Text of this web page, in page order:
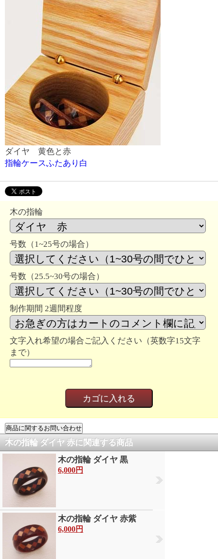
ダイヤ 黄色と赤
指輪ケースふたあり白
木の指輪
号数（1~25号の場合）
号数（25.5~30号の場合）
制作期間 2週間程度
文字入れ希望の場合ご記入ください（英数字15文字
まで）
木の指輪 ダイヤ 赤に関連する商品
木の指輪 ダイヤ 黒
6,000円
木の指輪 ダイヤ 赤紫
6,000円